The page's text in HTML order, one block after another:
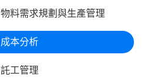
物料需求規劃與生產管理
成本分析
託工管理